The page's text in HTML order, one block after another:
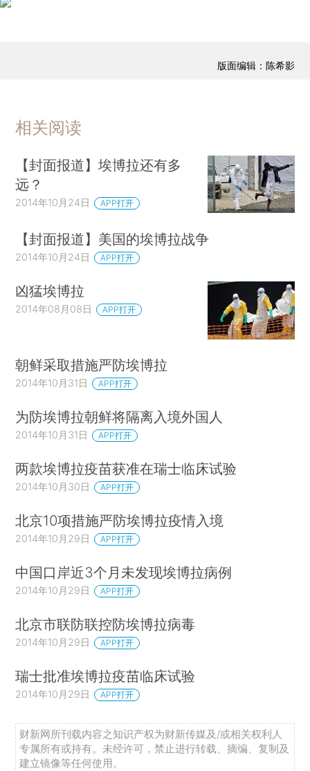
版面编辑：陈希影
相关阅读
【封面报道】埃博拉还有多
远？
2014年10月24日 APP打开
【封面报道】美国的埃博拉战争
2014年10月24日 APP打开
凶猛埃博拉
2014年08月08日 APP打开
朝鲜采取措施严防埃博拉
2014年10月31日 APP打开
为防埃博拉朝鲜将隔离入境外国人
2014年10月31日 APP打开
两款埃博拉疫苗获准在瑞士临床试验
2014年10月30日 APP打开
北京10项措施严防埃博拉疫情入境
2014年10月29日 APP打开
中国口岸近3个月未发现埃博拉病例
2014年10月29日 APP打开
北京市联防联控防埃博拉病毒
2014年10月29日 APP打开
瑞士批准埃博拉疫苗临床试验
2014年10月29日 APP打开
财新网所刊载内容之知识产权为财新传媒及/或相关权利人
专属所有或持有。未经许可，禁止进行转载、摘编、复制及
建立镜像等任何使用。